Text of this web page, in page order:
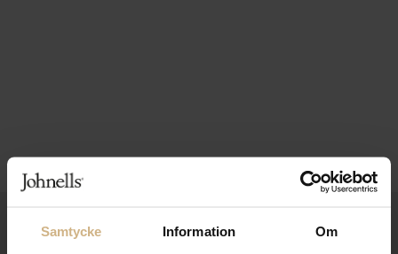
Samtycke Information Om
1-3 VARDAGARS LEVERANS